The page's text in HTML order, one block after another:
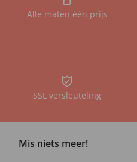
Alle maten één prijs
SSL versleuteling
Mis niets meer!